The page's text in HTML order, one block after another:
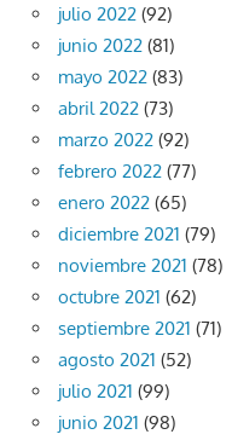
julio 2022 (92)
junio 2022 (81)
mayo 2022 (83)
abril 2022 (73)
marzo 2022 (92)
febrero 2022 (77)
enero 2022 (65)
diciembre 2021 (79)
noviembre 2021 (78)
octubre 2021 (62)
septiembre 2021 (71)
agosto 2021 (52)
julio 2021 (99)
junio 2021 (98)